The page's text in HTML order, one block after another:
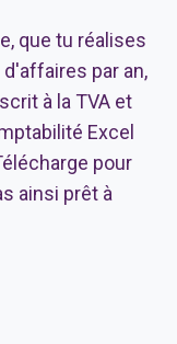
que tu réalises
par an,
à la TVA et
Excel
pour
ainsi prêt à